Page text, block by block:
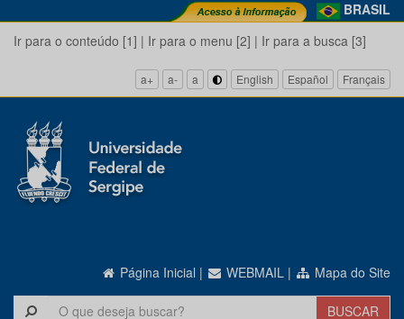
BRASIL
Ir para o conteúdo [1] | Ir para o menu [2] | Ir para a busca [3]
a+ a- a English Español Français
Página Inicial | WEBMAIL | Mapa do Site